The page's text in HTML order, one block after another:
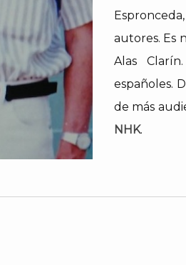
autores. Es
Alas
españoles.
de más
NHK.